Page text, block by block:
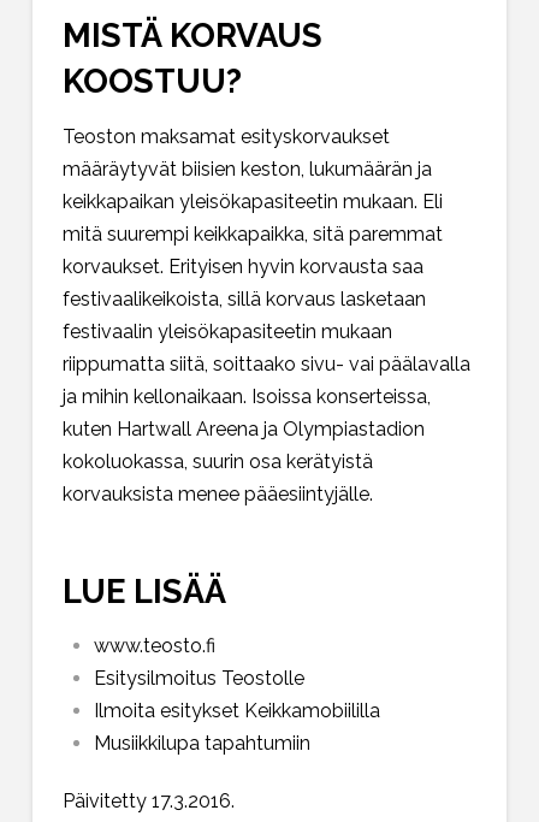
MISTÄ KORVAUS
KOOSTUU?
Teoston maksamat esityskorvaukset
määräytyvät biisien keston, lukumäärän ja
keikkapaikan yleisökapasiteetin mukaan. Eli
mitä suurempi keikkapaikka, sitä paremmat
korvaukset. Erityisen hyvin korvausta saa
festivaalikeikoista, sillä korvaus lasketaan
festivaalin yleisökapasiteetin mukaan
riippumatta siitä, soittaako sivu- vai päälavalla
ja mihin kellonaikaan. Isoissa konserteissa,
kuten Hartwall Areena ja Olympiastadion
kokoluokassa, suurin osa kerätyistä
korvauksista menee pääesiintyjälle.
LUE LISÄÄ
www.teosto.fi
Esitysilmoitus Teostolle
Ilmoita esitykset Keikkamobiililla
Musiikkilupa tapahtumiin
Päivitetty 17.3.2016.